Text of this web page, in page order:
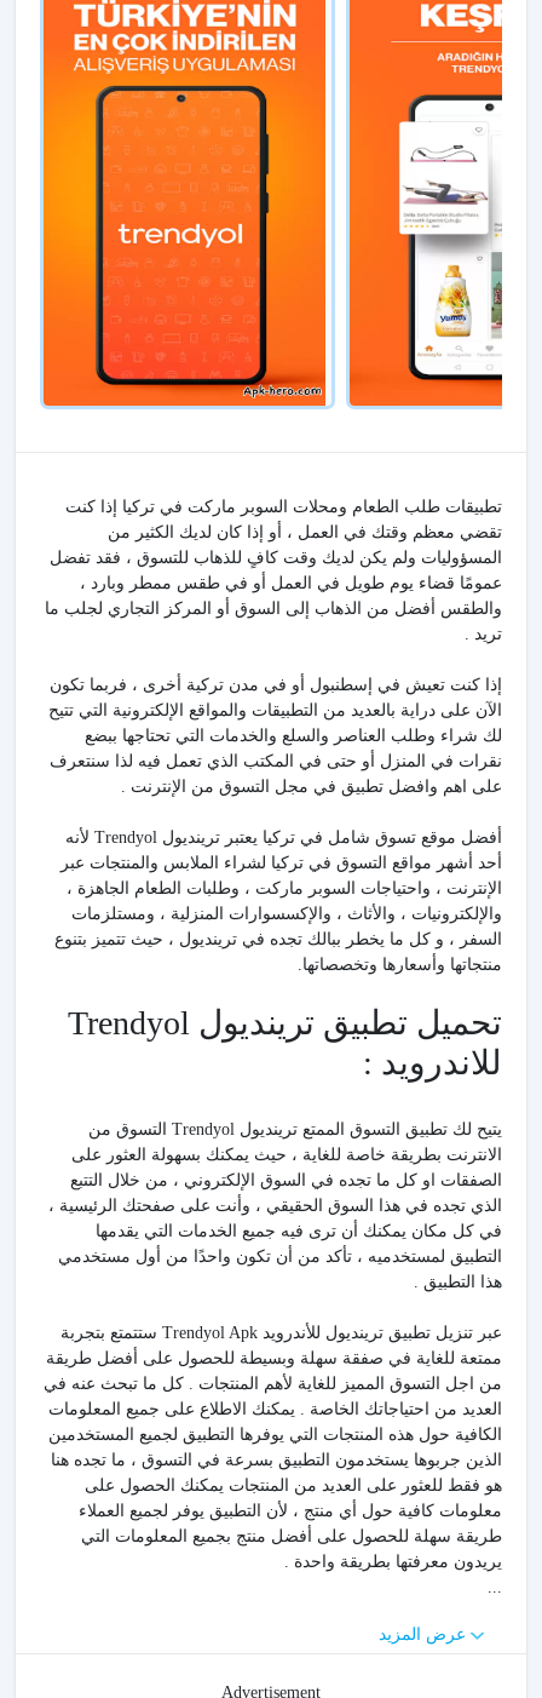
تطبيقات طلب الطعام ومحلات السوبر ماركت في تركيا إذا كنت
تقضي معظم وقتك في العمل ، أو إذا كان لديك الكثير من
المسؤوليات ولم يكن لديك وقت كافٍ للذهاب للتسوق ، فقد تفضل
عمومًا قضاء يوم طويل في العمل أو في طقس ممطر وبارد ،
والطقس أفضل من الذهاب إلى السوق أو المركز التجاري لجلب ما
تريد .
إذا كنت تعيش في إسطنبول أو في مدن تركية أخرى ، فربما تكون
الآن على دراية بالعديد من التطبيقات والمواقع الإلكترونية التي تتيح
لك شراء وطلب العناصر والسلع والخدمات التي تحتاجها ببضع
نقرات في المنزل أو حتى في المكتب الذي تعمل فيه لذا سنتعرف
على اهم وافضل تطبيق في مجل التسوق من الإنترنت .
أفضل موقع تسوق شامل في تركيا يعتبر ترينديول Trendyol لأنه
أحد أشهر مواقع التسوق في تركيا لشراء الملابس والمنتجات عبر
الإنترنت ، واحتياجات السوبر ماركت ، وطلبات الطعام الجاهزة ،
والإلكترونيات ، والأثاث ، والإكسسوارات المنزلية ، ومستلزمات
السفر ، و كل ما يخطر ببالك تجده في ترينديول ، حيث تتميز بتنوع
منتجاتها وأسعارها وتخصصاتها.
تحميل تطبيق ترينديول Trendyol
للاندرويد :
يتيح لك تطبيق التسوق الممتع ترينديول Trendyol التسوق من
الانترنت بطريقة خاصة للغاية ، حيث يمكنك بسهولة العثور على
الصفقات او كل ما تجده في السوق الإلكتروني ، من خلال التتبع
الذي تجده في هذا السوق الحقيقي ، وأنت على صفحتك الرئيسية ،
في كل مكان يمكنك أن ترى فيه جميع الخدمات التي يقدمها
التطبيق لمستخدميه ، تأكد من أن تكون واحدًا من أول مستخدمي
هذا التطبيق .
عبر تنزيل تطبيق ترينديول للأندرويد Trendyol Apk ستتمتع بتجربة
ممتعة للغاية في صفقة سهلة وبسيطة للحصول على أفضل طريقة
من اجل التسوق المميز للغاية لأهم المنتجات . كل ما تبحث عنه في
العديد من احتياجاتك الخاصة . يمكنك الاطلاع على جميع المعلومات
الكافية حول هذه المنتجات التي يوفرها التطبيق لجميع المستخدمين
الذين جربوها يستخدمون التطبيق بسرعة في التسوق ، ما تجده هنا
هو فقط للعثور على العديد من المنتجات يمكنك الحصول على
معلومات كافية حول أي منتج ، لأن التطبيق يوفر لجميع العملاء
طريقة سهلة للحصول على أفضل منتج بجميع المعلومات التي
يريدون معرفتها بطريقة واحدة .
عرض المزيد
Advertisement